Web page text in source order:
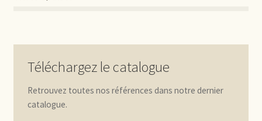
Téléchargez le catalogue
Retrouvez toutes nos références dans notre dernier
catalogue.